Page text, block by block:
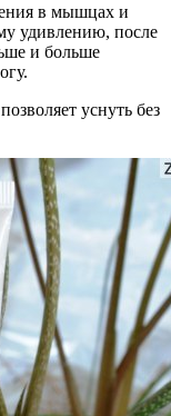
в мышцах и
удивлению, после
и больше
уснуть без